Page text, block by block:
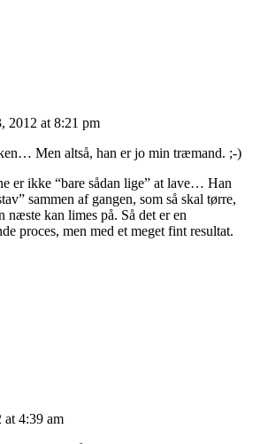
2012 at 8:21 pm
Men altså, han er jo min træmand. ;-)
er ikke “bare sådan lige” at lave… Han
sammen af gangen, som så skal tørre,
næste kan limes på. Så det er en
proces, men med et meget fint resultat.
at 4:39 am